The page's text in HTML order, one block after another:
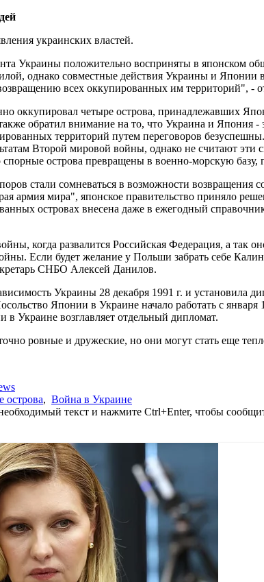
украинских властей.
Украины положительно восприняты в японском
однако совместные действия Украины и
возвращению всех оккупированных им
оккупировал четыре острова, принадлежавших
обратил внимание на то, что Украина и
территорий путем переговоров
Второй мировой войны, однако не считают
острова превращены в военно-морскую
стали сомневаться в возможности возвращения
армия мира", японское правительство приняло
островах внесена даже в ежегодный
когда развалится Российская Федерация, а
Если будет желание у Польши забрать себе
СНБО Алексей Данилов.
Украины 28 декабря 1991 г. и установила
Японии в Украине начало работать с
в Украине возглавляет отдельный дипломат.
ровные и дружеские, но они могут стать еще
острова, Война в Украине
текст и нажмите Ctrl+Enter, чтобы